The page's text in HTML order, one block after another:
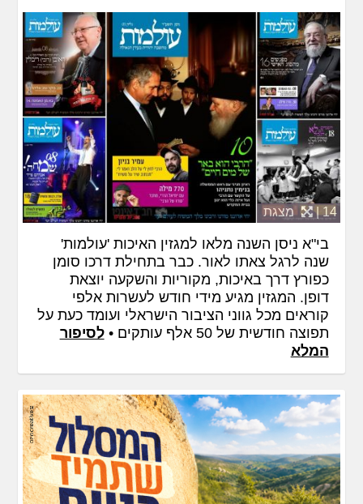
14 | מצגת
בי"א ניסן השנה מלאו למגזין האיכות 'עולמות'
שנה לרגל צאתו לאור. כבר בתחילת דרכו סומן
כפורץ דרך באיכות, מקוריות והשקעה יוצאת
דופן. המגזין מגיע מידי חודש לעשרות אלפי
קוראים מכל גווני הציבור הישראלי ועומד כעת על
תפוצה חודשית של 50 אלף עותקים •
לסיפור
המלא